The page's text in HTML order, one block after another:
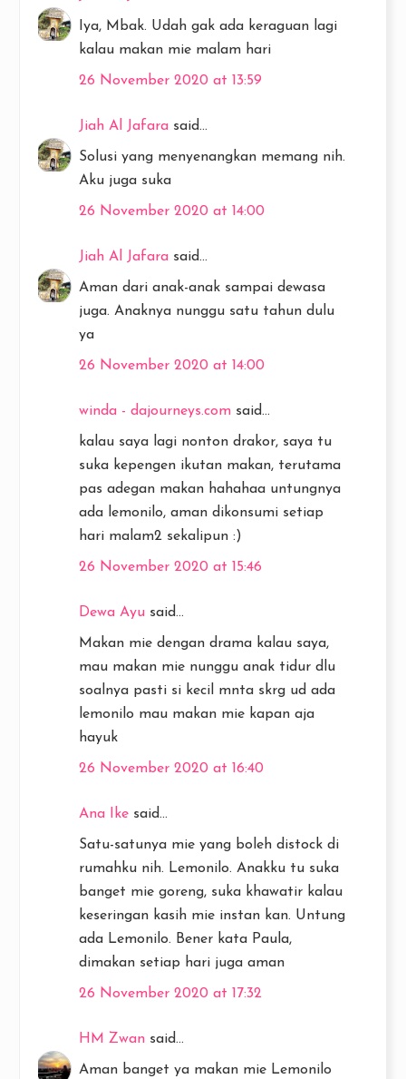
Iya, Mbak. Udah gak ada keraguan lagi
kalau makan mie malam hari
26 November 2020 at 13:59
Jiah Al Jafara said...
Solusi yang menyenangkan memang nih.
Aku juga suka
26 November 2020 at 14:00
Jiah Al Jafara said...
Aman dari anak-anak sampai dewasa
juga. Anaknya nunggu satu tahun dulu
ya
26 November 2020 at 14:00
winda - dajourneys.com said...
kalau saya lagi nonton drakor, saya tu
suka kepengen ikutan makan, terutama
pas adegan makan hahahaa untungnya
ada lemonilo, aman dikonsumi setiap
hari malam2 sekalipun :)
26 November 2020 at 15:46
Dewa Ayu said...
Makan mie dengan drama kalau saya,
mau makan mie nunggu anak tidur dlu
soalnya pasti si kecil mnta skrg ud ada
lemonilo mau makan mie kapan aja
hayuk
26 November 2020 at 16:40
Ana Ike said...
Satu-satunya mie yang boleh distock di
rumahku nih. Lemonilo. Anakku tu suka
banget mie goreng, suka khawatir kalau
keseringan kasih mie instan kan. Untung
ada Lemonilo. Bener kata Paula,
dimakan setiap hari juga aman
26 November 2020 at 17:32
HM Zwan said...
Aman banget ya makan mie Lemonilo